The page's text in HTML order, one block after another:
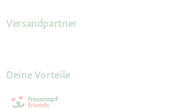
Versandpartner
Deine Vorteile